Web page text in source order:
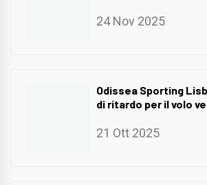
24 Nov 2025
Odissea Sporting
di ritardo per il volo
21 Ott 2025